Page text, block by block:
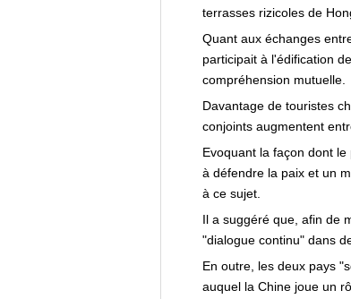
terrasses rizicoles de
Quant aux échanges
participait à l'édification
compréhension mutuelle.
Davantage de touristes
conjoints augmentent
Evoquant la façon dont
à défendre la paix et un
à ce sujet.
Il a suggéré que, afin de
"dialogue continu" dans
En outre, les deux pays
auquel la Chine joue un